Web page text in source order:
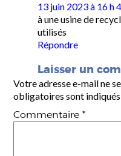
13 juin 2023 à 16 h
à une usine de
utilisés
Répondre
Laisser un
Votre adresse e-mail ne
obligatoires sont
Commentaire*